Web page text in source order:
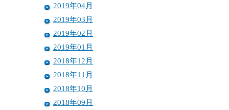
2019年04月
2019年03月
2019年02月
2019年01月
2018年12月
2018年11月
2018年10月
2018年09月